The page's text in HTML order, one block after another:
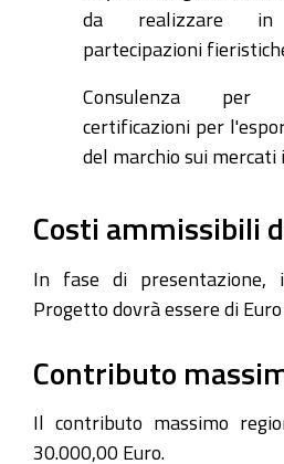
da realizzare in
partecipazioni
Consulenza per
certificazioni per
del marchio sui mercati
Costi ammissibili
In fase di presentazione,
Progetto dovrà essere di Euro
Contributo
Il contributo massimo
30.000,00 Euro.